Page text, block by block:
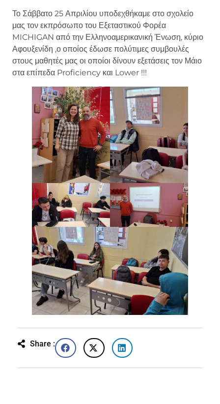
Το Σάββατο 25 Απριλίου υποδεχθήκαμε στο σχολείο
μας τον εκπρόσωπο του Εξεταστικού Φορέα
MICHIGAN από την Ελληνοαμερικανική Ένωση, κύριο
Αφουξενίδη ,ο οποίος έδωσε πολύτιμες συμβουλές
στους μαθητές μας οι οποίοι δίνουν εξετάσεις τον Μάιο
στα επίπεδα Proficiency και Lower !!!
Share :